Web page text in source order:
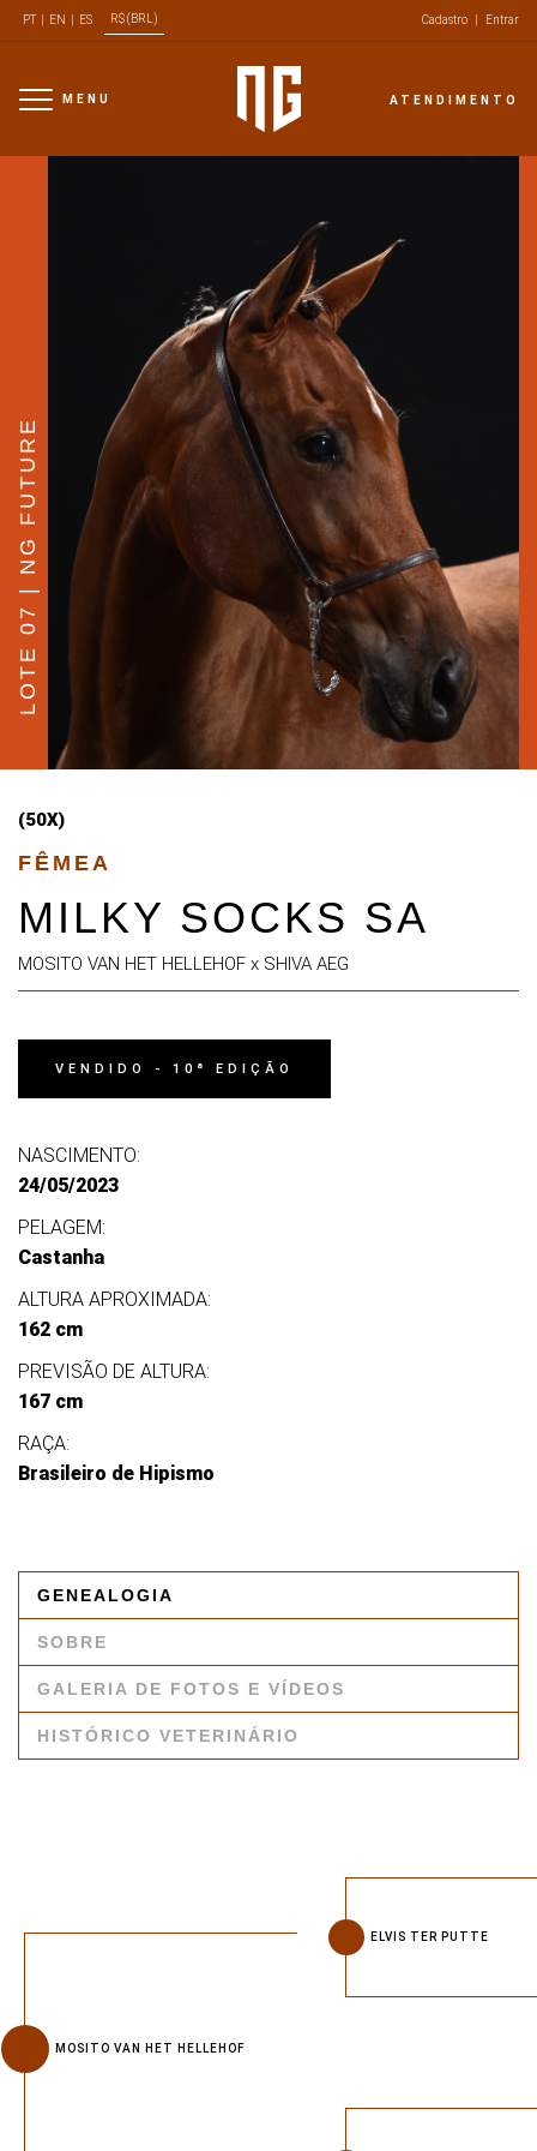
PT| EN ES R$ (BRL) Cadastro Entrar
ATENDIMENTO
MENU
LOTE 07 | NG FUTURE
(50X)
FÊMEA
MILKY SOCKS SA
MOSITO VAN HET HELLEHOF x SHIVA AEG
VENDIDO - 10ª EDIÇÃO
NASCIMENTO:
24/05/2023
PELAGEM:
Castanha
ALTURA APROXIMADA:
162 cm
PREVISÃO DE ALTURA:
167 cm
RAÇA:
Brasileiro de Hipismo
GENEALOGIA
SOBRE
GALERIA DE FOTOS E VÍDEOS
HISTÓRICO VETERINÁRIO
MOSITO VAN HET HELLEHOF
ELVIS TER PUTTE